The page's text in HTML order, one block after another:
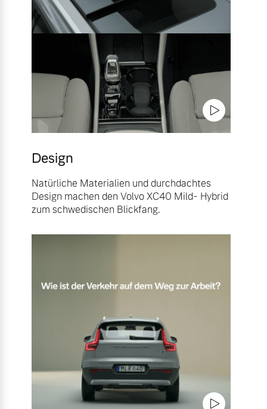
Design
Natürliche Materialien und durchdachtes
Design machen den Volvo XC40 Mild- Hybrid
zum schwedischen Blickfang.